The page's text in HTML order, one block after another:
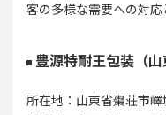
客の多様な需要への対応
豊源特耐王包装（
所在地：山東省棗荘市